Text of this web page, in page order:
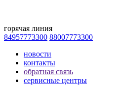
горячая линия
84957773300 88007773300
новости
контакты
обратная связь
сервисные центры